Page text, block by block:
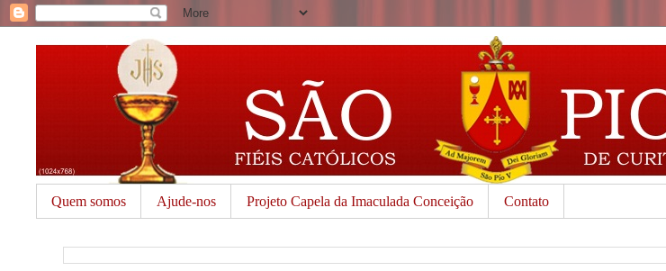
Quem somos Ajude-nos Projeto Capela da Imaculada Conceição Contato